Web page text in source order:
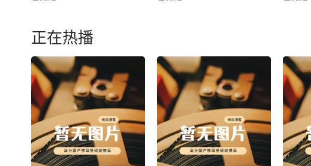
正在热播